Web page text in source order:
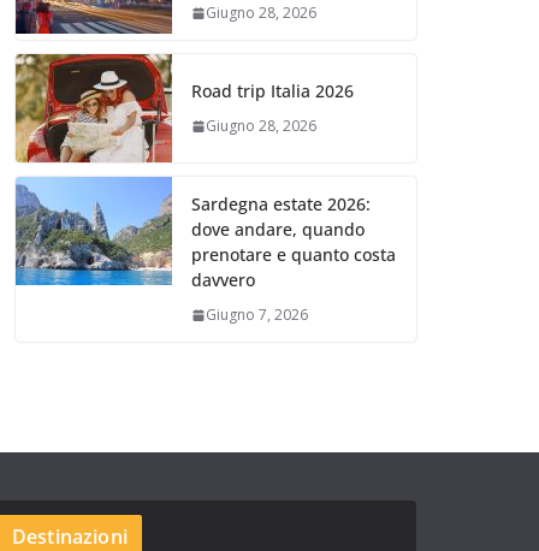
Giugno 28, 2026
Road trip Italia 2026
Giugno 28, 2026
Sardegna estate 2026:
dove andare, quando
prenotare e quanto costa
davvero
Giugno 7, 2026
Destinazioni